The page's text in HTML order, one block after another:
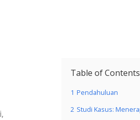
Table of Contents
1 Pendahuluan
2 Studi Kasus: